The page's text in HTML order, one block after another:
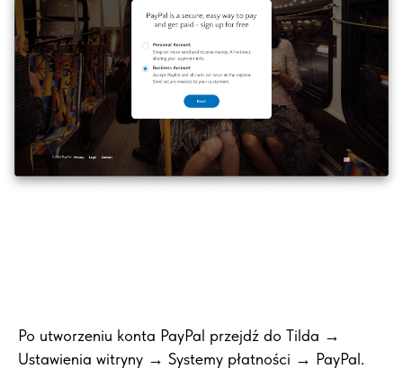
Po utworzeniu konta PayPal przejdź do Tilda →
Ustawienia witryny → Systemy płatności → PayPal.